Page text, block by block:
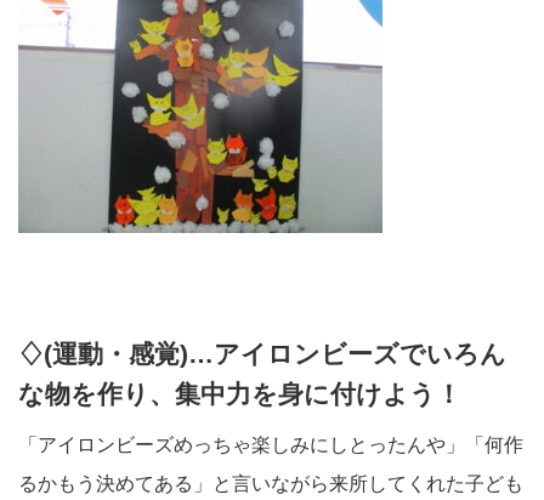
♢(運動・感覚)…アイロンビーズでいろん
な物を作り、集中力を身に付けよう！
「アイロンビーズめっちゃ楽しみにしとったんや」「何作
るかもう決めてある」と言いながら来所してくれた子ども